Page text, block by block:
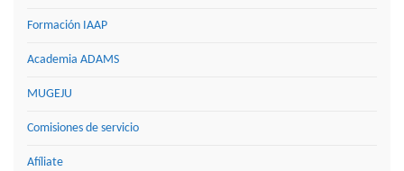
Formación IAAP
Academia ADAMS
MUGEJU
Comisiones de servicio
Afíliate